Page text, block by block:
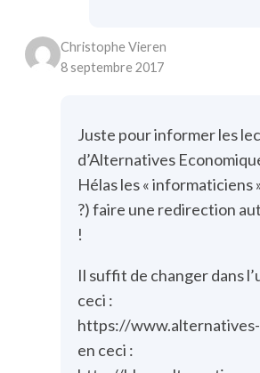
Christophe Vieren
8 septembre 2017
Juste pour informer les
d’Alternatives
Hélas les « informaticiens
?) faire une redirection
!
Il suffit de changer dans
ceci :
https://
en ceci :